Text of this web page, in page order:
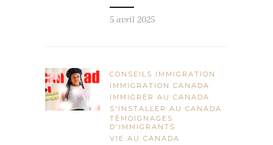
5 avril 2025
CONSEILS IMMIGRATION
IMMIGRATION CANADA
IMMIGRER AU CANADA
S'INSTALLER AU CANADA
TÉMOIGNAGES
D'IMMIGRANTS
VIE AU CANADA